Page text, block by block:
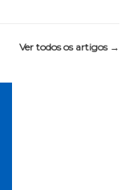
Ver todos os artigos →